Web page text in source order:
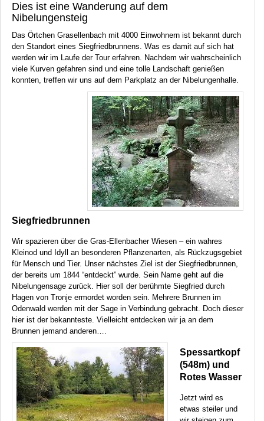
Dies ist eine Wanderung auf dem
Nibelungensteig
Das Örtchen Grasellenbach mit 4000 Einwohnern ist bekannt durch
den Standort eines Siegfriedbrunnens. Was es damit auf sich hat
werden wir im Laufe der Tour erfahren. Nachdem wir wahrscheinlich
viele Kurven gefahren sind und eine tolle Landschaft genießen
konnten, treffen wir uns auf dem Parkplatz an der Nibelungenhalle.
Siegfriedbrunnen
Wir spazieren über die Gras-Ellenbacher Wiesen – ein wahres
Kleinod und Idyll an besonderen Pflanzenarten, als Rückzugsgebiet
für Mensch und Tier. Unser nächstes Ziel ist der Siegfriedbrunnen,
der bereits um 1844 “entdeckt” wurde. Sein Name geht auf die
Nibelungensage zurück. Hier soll der berühmte Siegfried durch
Hagen von Tronje ermordet worden sein. Mehrere Brunnen im
Odenwald werden mit der Sage in Verbindung gebracht. Doch dieser
hier ist der bekannteste. Vielleicht entdecken wir ja an dem
Brunnen jemand anderen….
Spessartkopf
(548m) und
Rotes Wasser
Jetzt wird es
etwas steiler und